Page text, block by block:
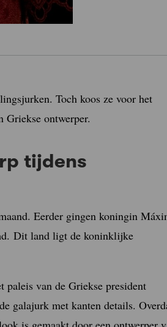
Toch koos ze voor het
Griekse ontwerper.
tijdens
Eerder gingen koningin
Dit land ligt de koninklijke
paleis van de Griekse president
galajurk met kanten details.